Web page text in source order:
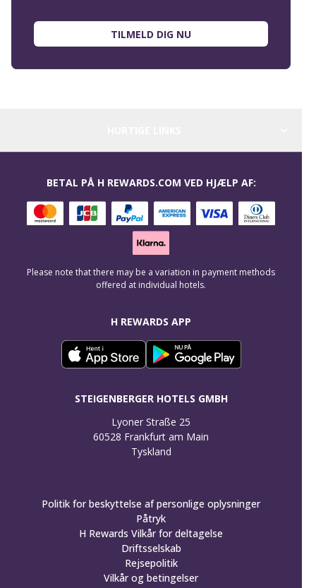
TILMELD DIG NU
H REWARDS APP
STEIGENBERGER HOTELS GMBH
Lyoner Straße 25
60528 Frankfurt am Main
Tyskland
BETAL PÅ H REWARDS.COM VED HJÆLP AF:
Please note that there may be a variation in payment methods
offered at individual hotels.
Politik for beskyttelse af personlige oplysninger
Påtryk
H Rewards Vilkår for deltagelse
Driftsselskab
Rejsepolitik
Vilkår og betingelser